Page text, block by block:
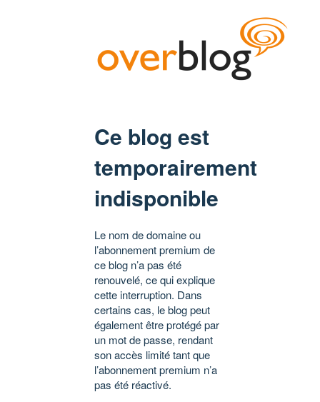
Ce blog est
temporairement
indisponible
Le nom de domaine ou
l’abonnement premium de
ce blog n’a pas été
renouvelé, ce qui explique
cette interruption. Dans
certains cas, le blog peut
également être protégé par
un mot de passe, rendant
son accès limité tant que
l’abonnement premium n’a
pas été réactivé.